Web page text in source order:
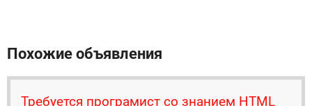
Похожие объявления
Требуется програмист со знанием HTML